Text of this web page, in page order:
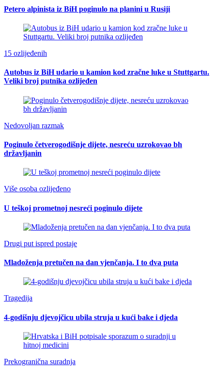
Petero alpinista iz BiH poginulo na planini u Rusiji
15 ozlijeđenih
Autobus iz BiH udario u kamion kod zračne luke u Stuttgartu.
Veliki broj putnika ozlijeđen
Nedovoljan razmak
Poginulo četverogodišnje dijete, nesreću uzrokovao bh
državljanin
Više osoba ozlijeđeno
U teškoj prometnoj nesreći poginulo dijete
Drugi put ispred postaje
Mladoženja pretučen na dan vjenčanja. I to dva puta
Tragedija
4-godišnju djevojčicu ubila struja u kući bake i djeda
Prekogranična suradnja